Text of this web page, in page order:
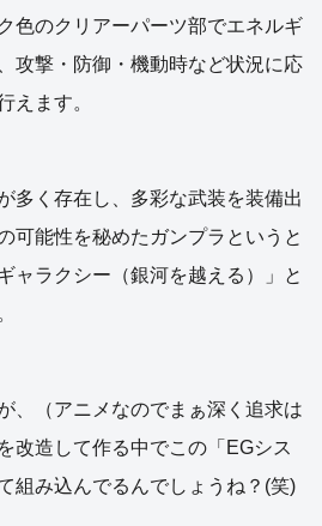
色のクリアーパーツ部でエネルギ
攻撃・防御・機動時など状況に応
えます。
多く存在し、多彩な武装を装備出
可能性を秘めたガンプラというと
ャラクシー（銀河を越える）」と
、（アニメなのでまぁ深く追求は
改造して作る中でこの「EGシス
組み込んでるんでしょうね？(笑)